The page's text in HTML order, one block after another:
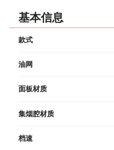
基本信息
款式
油网
面板材质
集烟腔材质
档速